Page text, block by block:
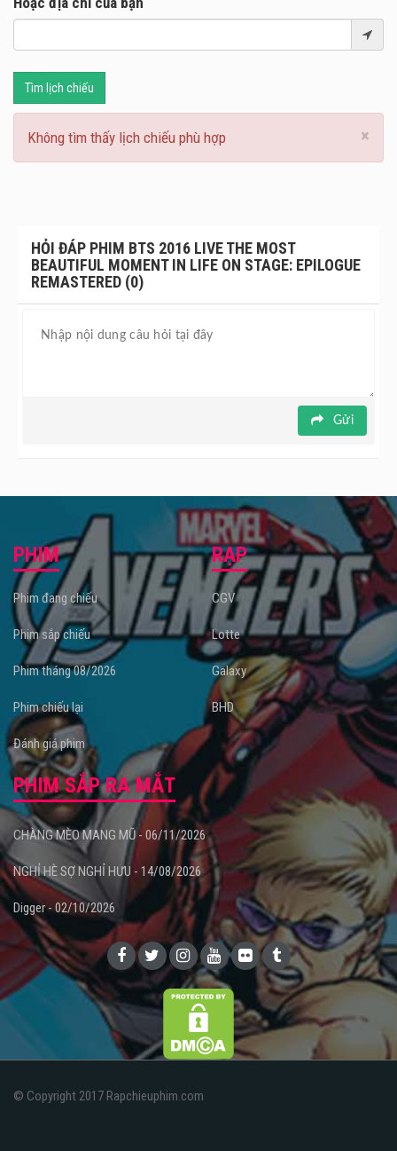
Tìm lịch chiếu
×
Không tìm thấy lịch chiếu phù hợp
HỎI ĐÁP PHIM BTS 2016 LIVE THE MOST
BEAUTIFUL MOMENT IN LIFE ON STAGE: EPILOGUE
REMASTERED (0)
Gửi
PHIM
Phim đang chiếu
Phim sắp chiếu
Phim tháng 08/2026
Phim chiếu lại
Đánh giá phim
RẠP
CGV
Lotte
Galaxy
BHD
PHIM SẮP RA MẮT
CHÀNG MÈO MANG MŨ - 06/11/2026
NGHỈ HÈ SỢ NGHỈ HƯU - 14/08/2026
Digger - 02/10/2026
© Copyright 2017 Rapchieuphim.com